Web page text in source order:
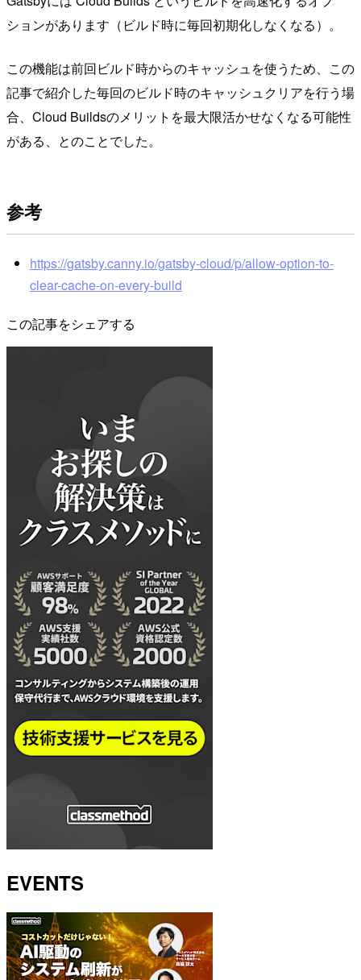
ションがあります（ビルド時に毎回初期化しなくなる）。
この機能は前回ビルド時からのキャッシュを使うため、この
記事で紹介した毎回のビルド時のキャッシュクリアを行う場
合、Cloud Buildsのメリットを最大限活かせなくなる可能性
がある、とのことでした。
参考
https://gatsby.canny.io/gatsby-cloud/p/allow-option-to-
clear-cache-on-every-build
この記事をシェアする
EVENTS